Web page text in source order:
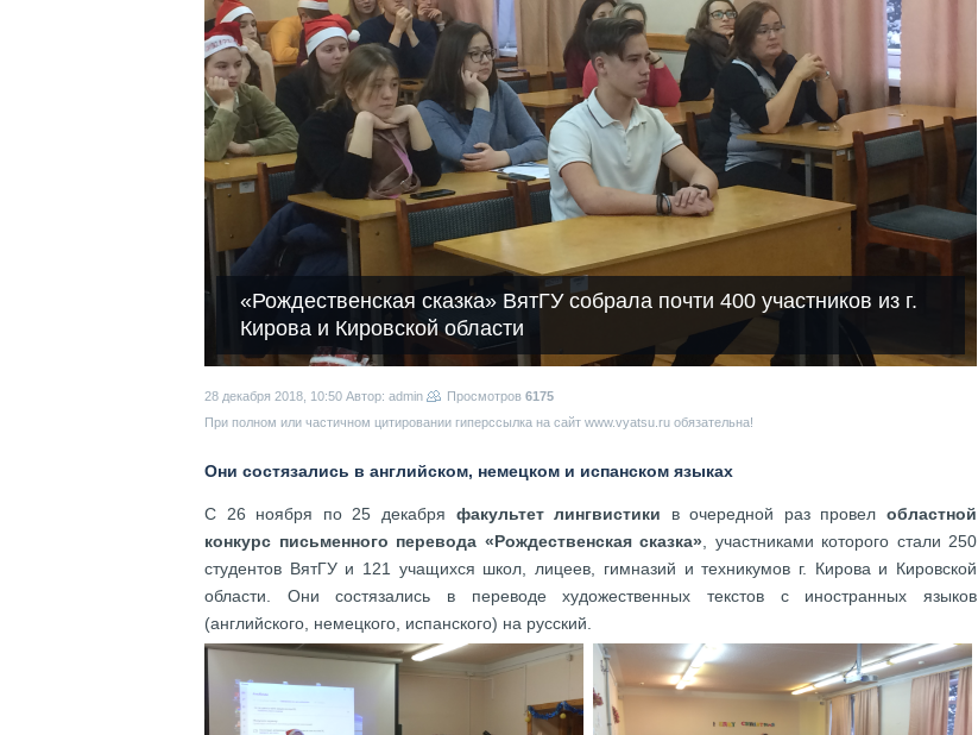
«Рождественская сказка» ВятГУ собрала почти 400 участников из г.
Кирова и Кировской области
28 декабря 2018, 10:50 Автор: admin Просмотров 6175
При полном или частичном цитировании гиперссылка на сайт www.vyatsu.ru обязательна!
Они состязались в английском, немецком и испанском языках
С 26 ноября по 25 декабря факультет лингвистики в очередной раз провелобластной
конкурс письменного перевода «Рождественская сказка» , участниками которого стали 250
студентов ВятГУ и 121 учащихся школ, лицеев, гимназий и техникумов г. Кирова и Кировской
области. Они состязались в переводе художественных текстов с иностранных языков
(английского, немецкого, испанского) на русский.